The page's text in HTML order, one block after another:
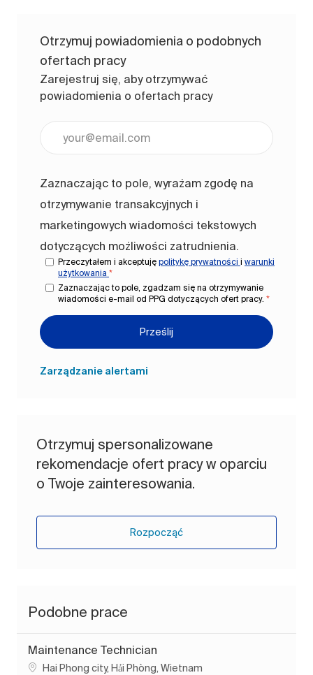
Otrzymuj powiadomienia o podobnych
ofertach pracy
Zarejestruj się, aby otrzymywać
powiadomienia o ofertach pracy
Zaznaczając to pole, wyrażam zgodę na
otrzymywanie transakcyjnych i
marketingowych wiadomości tekstowych
dotyczących możliwości zatrudnienia.
Przeczytałem i akceptuję politykę prywatności i warunki
użytkowania *
Zaznaczając to pole, zgadzam się na otrzymywanie
wiadomości e-mail od PPG dotyczących ofert pracy. *
Prześlij
Zarządzanie alertami
Otrzymuj spersonalizowane
rekomendacje ofert pracy w oparciu
o Twoje zainteresowania.
Rozpocząć
Podobne prace
Maintenance Technician
Lokalizacja
Hai Phong city, Hải Phòng, Wietnam